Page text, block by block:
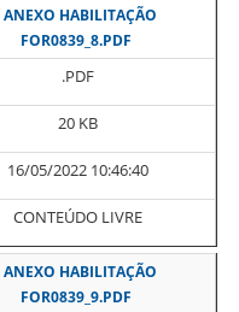
ANEXO HABILITAÇÃO
FOR0839_8.PDF
.PDF
20 KB
16/05/2022 10:46:40
CONTEÚDO LIVRE
ANEXO HABILITAÇÃO
FOR0839_9.PDF